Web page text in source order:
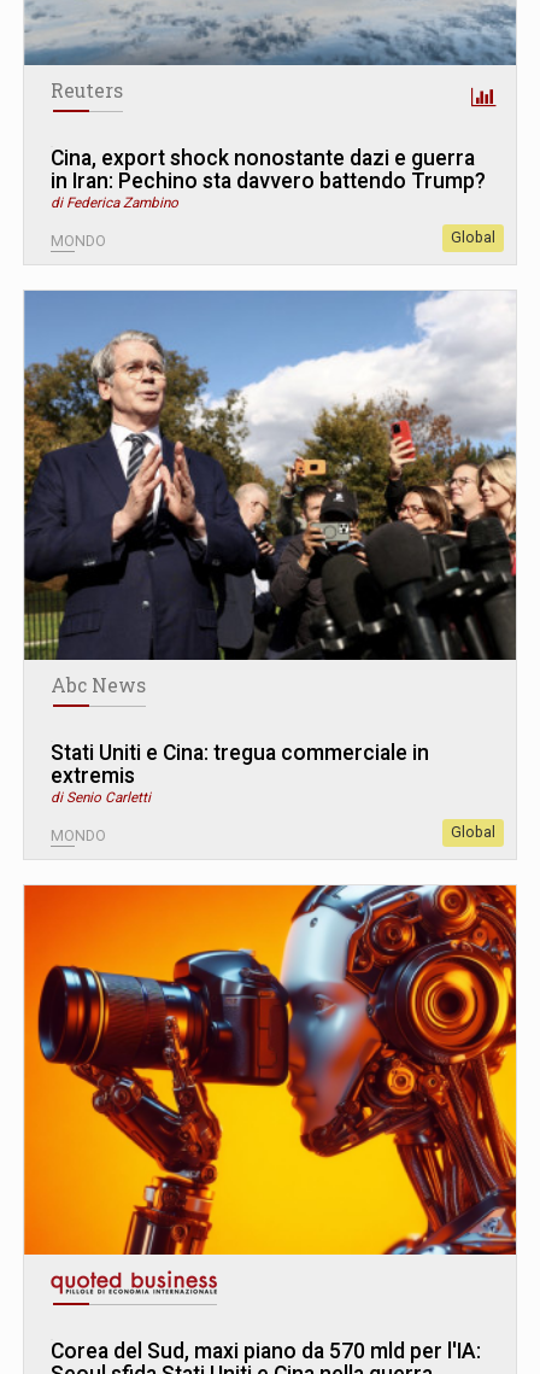
Reuters
Cina, export shock nonostante dazi e guerra
in Iran: Pechino sta davvero battendo Trump?
di Federica Zambino
MONDO Global
Abc News
Stati Uniti e Cina: tregua commerciale in
extremis
di Senio Carletti
MONDO Global
Corea del Sud, maxi piano da 570 mld per l'IA: